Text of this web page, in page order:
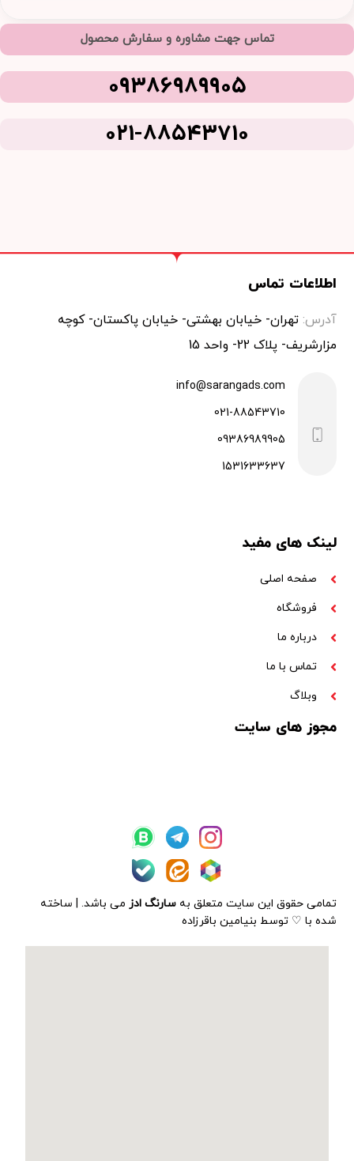
تماس جهت مشاوره و سفارش محصول
09386989905
021-88543710
اطلاعات تماس
آدرس: تهران- خیابان بهشتی- خیابان پاکستان- کوچه
مزارشریف- پلاک 22- واحد 15
info@sarangads.com
021-88543710
09386989905
1531633637
لینک های مفید
صفحه اصلی
فروشگاه
درباره ما
تماس با ما
وبلاگ
مجوز های سایت
تمامی حقوق این سایت متعلق به سارنگ ادز می باشد. | ساخته
شده با ♡ توسط بنیامین باقرزاده